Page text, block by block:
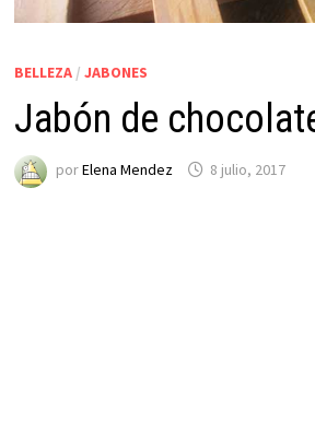
BELLEZA/ JABONES
Jabón de
porElena Mendez 8 julio, 2017